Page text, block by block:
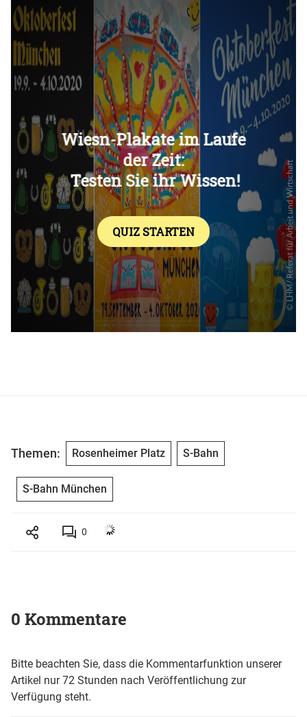
Überspringen
Überspringen
Themen: Rosenheimer Platz S-Bahn
S-Bahn München
0
0 Kommentare
Bitte beachten Sie, dass die Kommentarfunktion unserer
Artikel nur 72 Stunden nach Veröffentlichung zur
Verfügung steht.